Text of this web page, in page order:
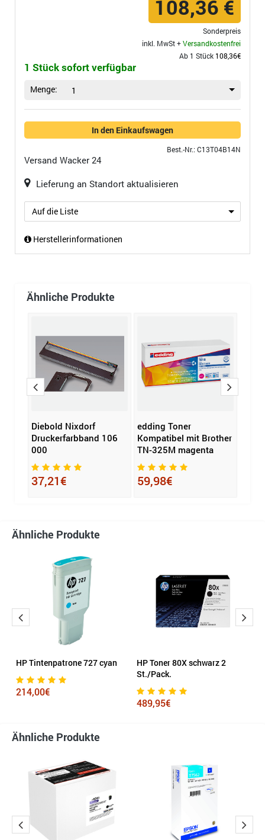
108,36 €
Sonderpreis
inkl. MwSt +Versandkostenfrei
Ab 1 Stück 108,36€
1 Stück sofort verfügbar
Menge: 1
In den Einkaufswagen
Best.-Nr.: C13T04B14N
Versand Wacker 24
Lieferung an Standort aktualisieren
Auf die Liste
Herstellerinformationen
Ähnliche Produkte
Diebold Nixdorf
Druckerfarbband 106
000
37,21€
edding Toner
Kompatibel mit Brother
TN-325M magenta
59,98€
Ähnliche Produkte
HP Tintenpatrone 727 cyan
214,00€
HP Toner 80X schwarz 2
St./Pack.
489,95€
Ähnliche Produkte